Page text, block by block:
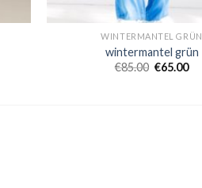
WINTERMANTEL GRÜN
wintermantel grün
€85.00 €65.00